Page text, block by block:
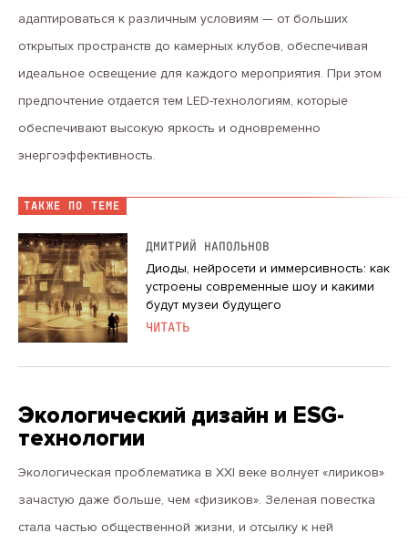
адаптироваться к различным условиям — от больших
открытых пространств до камерных клубов, обеспечивая
идеальное освещение для каждого мероприятия. При этом
предпочтение отдается тем LED-технологиям, которые
обеспечивают высокую яркость и одновременно
энергоэффективность.
ТАКЖЕ ПО ТЕМЕ
ДМИТРИЙ НАПОЛЬНОВ
Диоды, нейросети и иммерсивность: как
устроены современные шоу и какими
будут музеи будущего
ЧИТАТЬ
Экологический дизайн и ESG-
технологии
Экологическая проблематика в XXI веке волнует «лириков»
зачастую даже больше, чем «физиков». Зеленая повестка
стала частью общественной жизни, и отсылку к ней